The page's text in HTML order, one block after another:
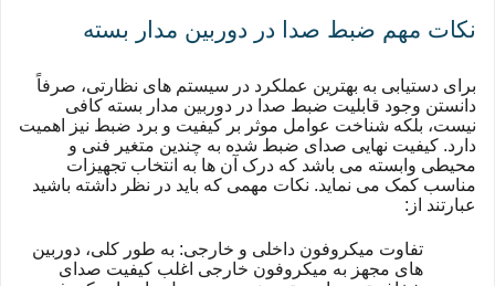
نکات مهم ضبط صدا در دوربین مدار بسته
برای دستیابی به بهترین عملکرد در سیستم های نظارتی، صرفاً
دانستن وجود قابلیت ضبط صدا در دوربین مدار بسته کافی
نیست، بلکه شناخت عوامل موثر بر کیفیت و برد ضبط نیز اهمیت
دارد. کیفیت نهایی صدای ضبط شده به چندین متغیر فنی و
محیطی وابسته می باشد که درک آن ها به انتخاب تجهیزات
مناسب کمک می نماید. نکات مهمی که باید در نظر داشته باشید
عبارتند از:
تفاوت میکروفون داخلی و خارجی: به طور کلی، دوربین
های مجهز به میکروفون خارجی اغلب کیفیت صدای